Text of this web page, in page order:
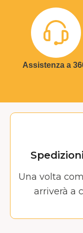
Assistenza a
Una volta
arriverà a